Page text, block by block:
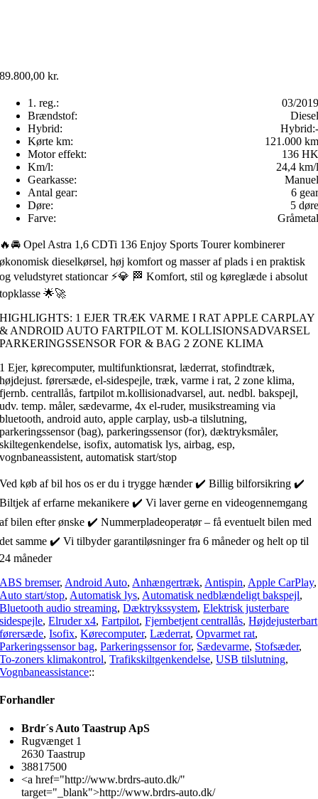
89.800,00kr.
1. reg.:
03/2019
Brændstof:
Diesel
Hybrid:
Hybrid:-
Kørte km:
121.000 km
Motor effekt:
136 HK
Km/l:
24,4 km/l
Gearkasse:
Manuel
Antal gear:
6 gear
Døre:
5 døre
Farve:
Gråmetal
🔥🚘 Opel Astra 1,6 CDTi 136 Enjoy Sports Tourer kombinerer
økonomisk dieselkørsel, høj komfort og masser af plads i en praktisk
og veludstyret stationcar ⚡️💎 🏁 Komfort, stil og køreglæde i absolut
topklasse 🌟🚀
HIGHLIGHTS: 1 EJER TRÆK VARME I RAT APPLE CARPLAY
& ANDROID AUTO FARTPILOT M. KOLLISIONSADVARSEL
PARKERINGSSENSOR FOR & BAG 2 ZONE KLIMA
1 Ejer, kørecomputer, multifunktionsrat, læderrat, stofindtræk,
højdejust. førersæde, el-sidespejle, træk, varme i rat, 2 zone klima,
fjernb. centrallås, fartpilot m.kollisionadvarsel, aut. nedbl. bakspejl,
udv. temp. måler, sædevarme, 4x el-ruder, musikstreaming via
bluetooth, android auto, apple carplay, usb-a tilslutning,
parkeringssensor (bag), parkeringssensor (for), dæktryksmåler,
skiltegenkendelse, isofix, automatisk lys, airbag, esp,
vognbaneassistent, automatisk start/stop
Ved køb af bil hos os er du i trygge hænder ✔️ Billig bilforsikring ✔️
Biltjek af erfarne mekanikere ✔️ Vi laver gerne en videogennemgang
af bilen efter ønske ✔️ Nummerpladeoperatør – få eventuelt bilen med
det samme ✔️ Vi tilbyder garantiløsninger fra 6 måneder og helt op til
24 måneder
ABS bremser, Android Auto, Anhængertræk, Antispin, Apple CarPlay,
Auto start/stop, Automatisk lys, Automatisk nedblændeligt bakspejl,
Bluetooth audio streaming,Dæktrykssystem,Elektrisk justerbare
sidespejle,Elruder x4,Fartpilot,Fjernbetjent centrallås,Højdejusterbart
førersæde,Isofix,Kørecomputer,Læderrat,Opvarmet rat,
Parkeringssensor bag,Parkeringssensor for, Sædevarme, Stofsæder,
To-zoners klimakontrol,Trafikskiltgenkendelse,USB tilslutning,
Vognbaneassistance::
Forhandler
Brdr´s Auto Taastrup ApS
Rugvænget 1
2630 Taastrup
38817500
<a href="http://www.brdrs-auto.dk/"
target="_blank">http://www.brdrs-auto.dk/